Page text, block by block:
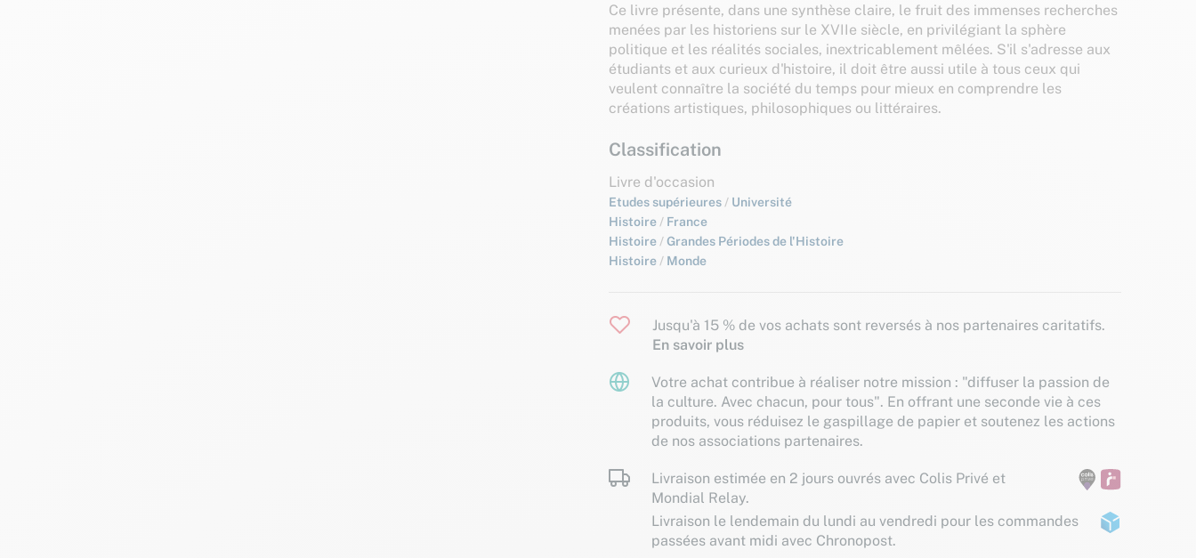
Ce livre présente, dans une synthèse claire, le fruit des immenses recherches
menées par les historiens sur le XVIIe siècle, en privilégiant la sphère
politique et les réalités sociales, inextricablement mêlées. S'il s'adresse aux
étudiants et aux curieux d'histoire, il doit être aussi utile à tous ceux qui
veulent connaître la société du temps pour mieux en comprendre les
créations artistiques, philosophiques ou littéraires.
Classification
Livre d'occasion
Etudes supérieures / Université
Histoire / France
Histoire /Grandes Périodes de l'Histoire
Histoire / Monde
Jusqu'à 15 % de vos achats sont reversés à nos partenaires caritatifs.
En savoir plus
Votre achat contribue à réaliser notre mission : "diffuser la passion de
la culture. Avec chacun, pour tous". En offrant une seconde vie à ces
produits, vous réduisez le gaspillage de papier et soutenez les actions
de nos associations partenaires.
Livraison estimée en 2 jours ouvrés avec Colis Privé et
Mondial Relay.
Livraison le lendemain du lundi au vendredi pour les commandes
passées avant midi avec Chronopost.